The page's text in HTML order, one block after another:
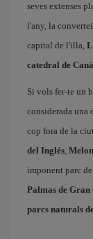
seves extenses
l'any, la
capital de l'illa,
catedral de
Si vols fer-te un
considerada una
cop fora de la
del Inglés,
imponent parc
Palmas de
parcs naturals